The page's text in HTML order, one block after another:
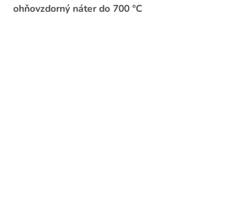
ohňovzdorný náter do 700 °C